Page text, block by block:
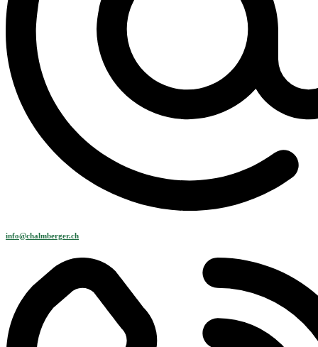
info@chalmberger.ch